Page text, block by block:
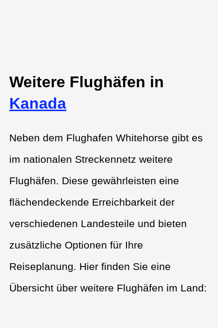
Weitere Flughäfen in
Kanada
Neben dem Flughafen Whitehorse gibt es
im nationalen Streckennetz weitere
Flughäfen. Diese gewährleisten eine
flächendeckende Erreichbarkeit der
verschiedenen Landesteile und bieten
zusätzliche Optionen für Ihre
Reiseplanung. Hier finden Sie eine
Übersicht über weitere Flughäfen im Land: